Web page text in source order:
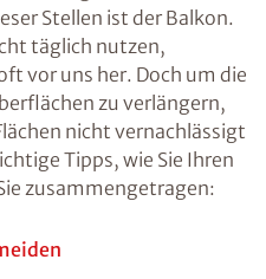
Stellen ist der Balkon.
täglich nutzen,
vor uns her. Doch um die
zu verlängern,
nicht vernachlässigt
Tipps, wie Sie Ihren
zusammengetragen: